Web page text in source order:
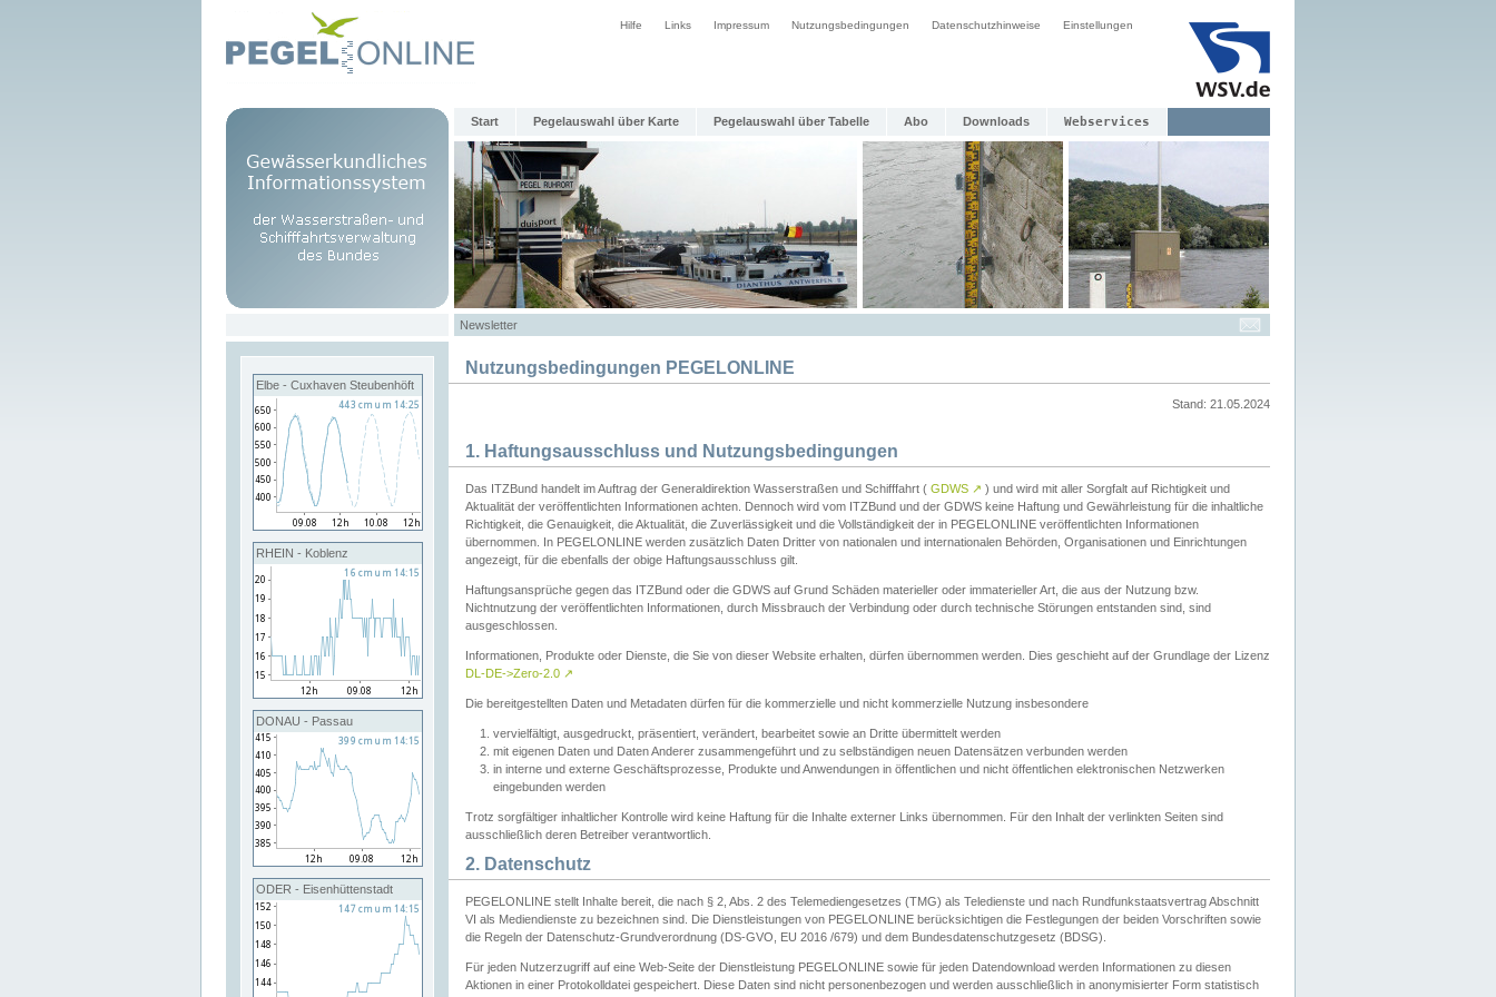
Hilfe Links Impressum Nutzungsbedingungen Datenschutzhinweise Einstellungen
Start Pegelauswahl über Karte Pegelauswahl über Tabelle Abo Downloads Webservices
Newsletter
Elbe - Cuxhaven Steubenhöft
RHEIN - Koblenz
DONAU - Passau
ODER - Eisenhüttenstadt
Nutzungsbedingungen PEGELONLINE
Stand: 21.05.2024
1. Haftungsausschluss und Nutzungsbedingungen
Das ITZBund handelt im Auftrag der Generaldirektion Wasserstraßen und Schifffahrt ( GDWS ↗ ) und wird mit aller Sorgfalt auf Richtigkeit und
Aktualität der veröffentlichten Informationen achten. Dennoch wird vom ITZBund und der GDWS keine Haftung und Gewährleistung für die inhaltliche
Richtigkeit, die Genauigkeit, die Aktualität, die Zuverlässigkeit und die Vollständigkeit der in PEGELONLINE veröffentlichten Informationen
übernommen. In PEGELONLINE werden zusätzlich Daten Dritter von nationalen und internationalen Behörden, Organisationen und Einrichtungen
angezeigt, für die ebenfalls der obige Haftungsausschluss gilt.
Haftungsansprüche gegen das ITZBund oder die GDWS auf Grund Schäden materieller oder immaterieller Art, die aus der Nutzung bzw.
Nichtnutzung der veröffentlichten Informationen, durch Missbrauch der Verbindung oder durch technische Störungen entstanden sind, sind
ausgeschlossen.
Informationen, Produkte oder Dienste, die Sie von dieser Website erhalten, dürfen übernommen werden. Dies geschieht auf der Grundlage der Lizenz
DL-DE->Zero-2.0 ↗
Die bereitgestellten Daten und Metadaten dürfen für die kommerzielle und nicht kommerzielle Nutzung insbesondere
vervielfältigt, ausgedruckt, präsentiert, verändert, bearbeitet sowie an Dritte übermittelt werden
mit eigenen Daten und Daten Anderer zusammengeführt und zu selbständigen neuen Datensätzen verbunden werden
in interne und externe Geschäftsprozesse, Produkte und Anwendungen in öffentlichen und nicht öffentlichen elektronischen Netzwerken
eingebunden werden
Trotz sorgfältiger inhaltlicher Kontrolle wird keine Haftung für die Inhalte externer Links übernommen. Für den Inhalt der verlinkten Seiten sind
ausschließlich deren Betreiber verantwortlich.
2. Datenschutz
PEGELONLINE stellt Inhalte bereit, die nach § 2, Abs. 2 des Telemediengesetzes (TMG) als Teledienste und nach Rundfunkstaatsvertrag Abschnitt
VI als Mediendienste zu bezeichnen sind. Die Dienstleistungen von PEGELONLINE berücksichtigen die Festlegungen der beiden Vorschriften sowie
die Regeln der Datenschutz-Grundverordnung (DS-GVO, EU 2016 /679) und dem Bundesdatenschutzgesetz (BDSG).
Für jeden Nutzerzugriff auf eine Web-Seite der Dienstleistung PEGELONLINE sowie für jeden Datendownload werden Informationen zu diesen
Aktionen in einer Protokolldatei gespeichert. Diese Daten sind nicht personenbezogen und werden ausschließlich in anonymisierter Form statistisch